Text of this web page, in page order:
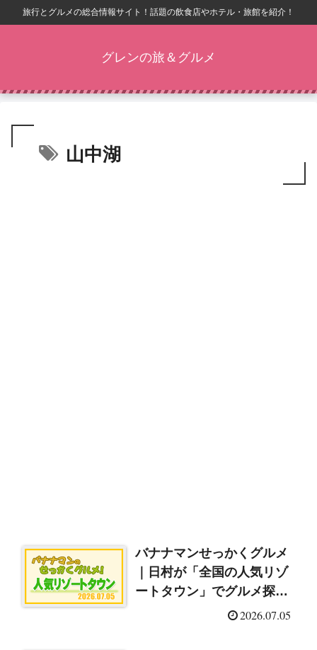
旅行とグルメの総合情報サイト！話題の飲食店やホテル・旅館を紹介！
グレンの旅＆グルメ
山中湖
バナナマンせっかくグルメ
｜日村が「全国の人気リゾ
ートタウン」でグルメ探
し！石垣島＆山中湖＆佐渡
2026.07.05